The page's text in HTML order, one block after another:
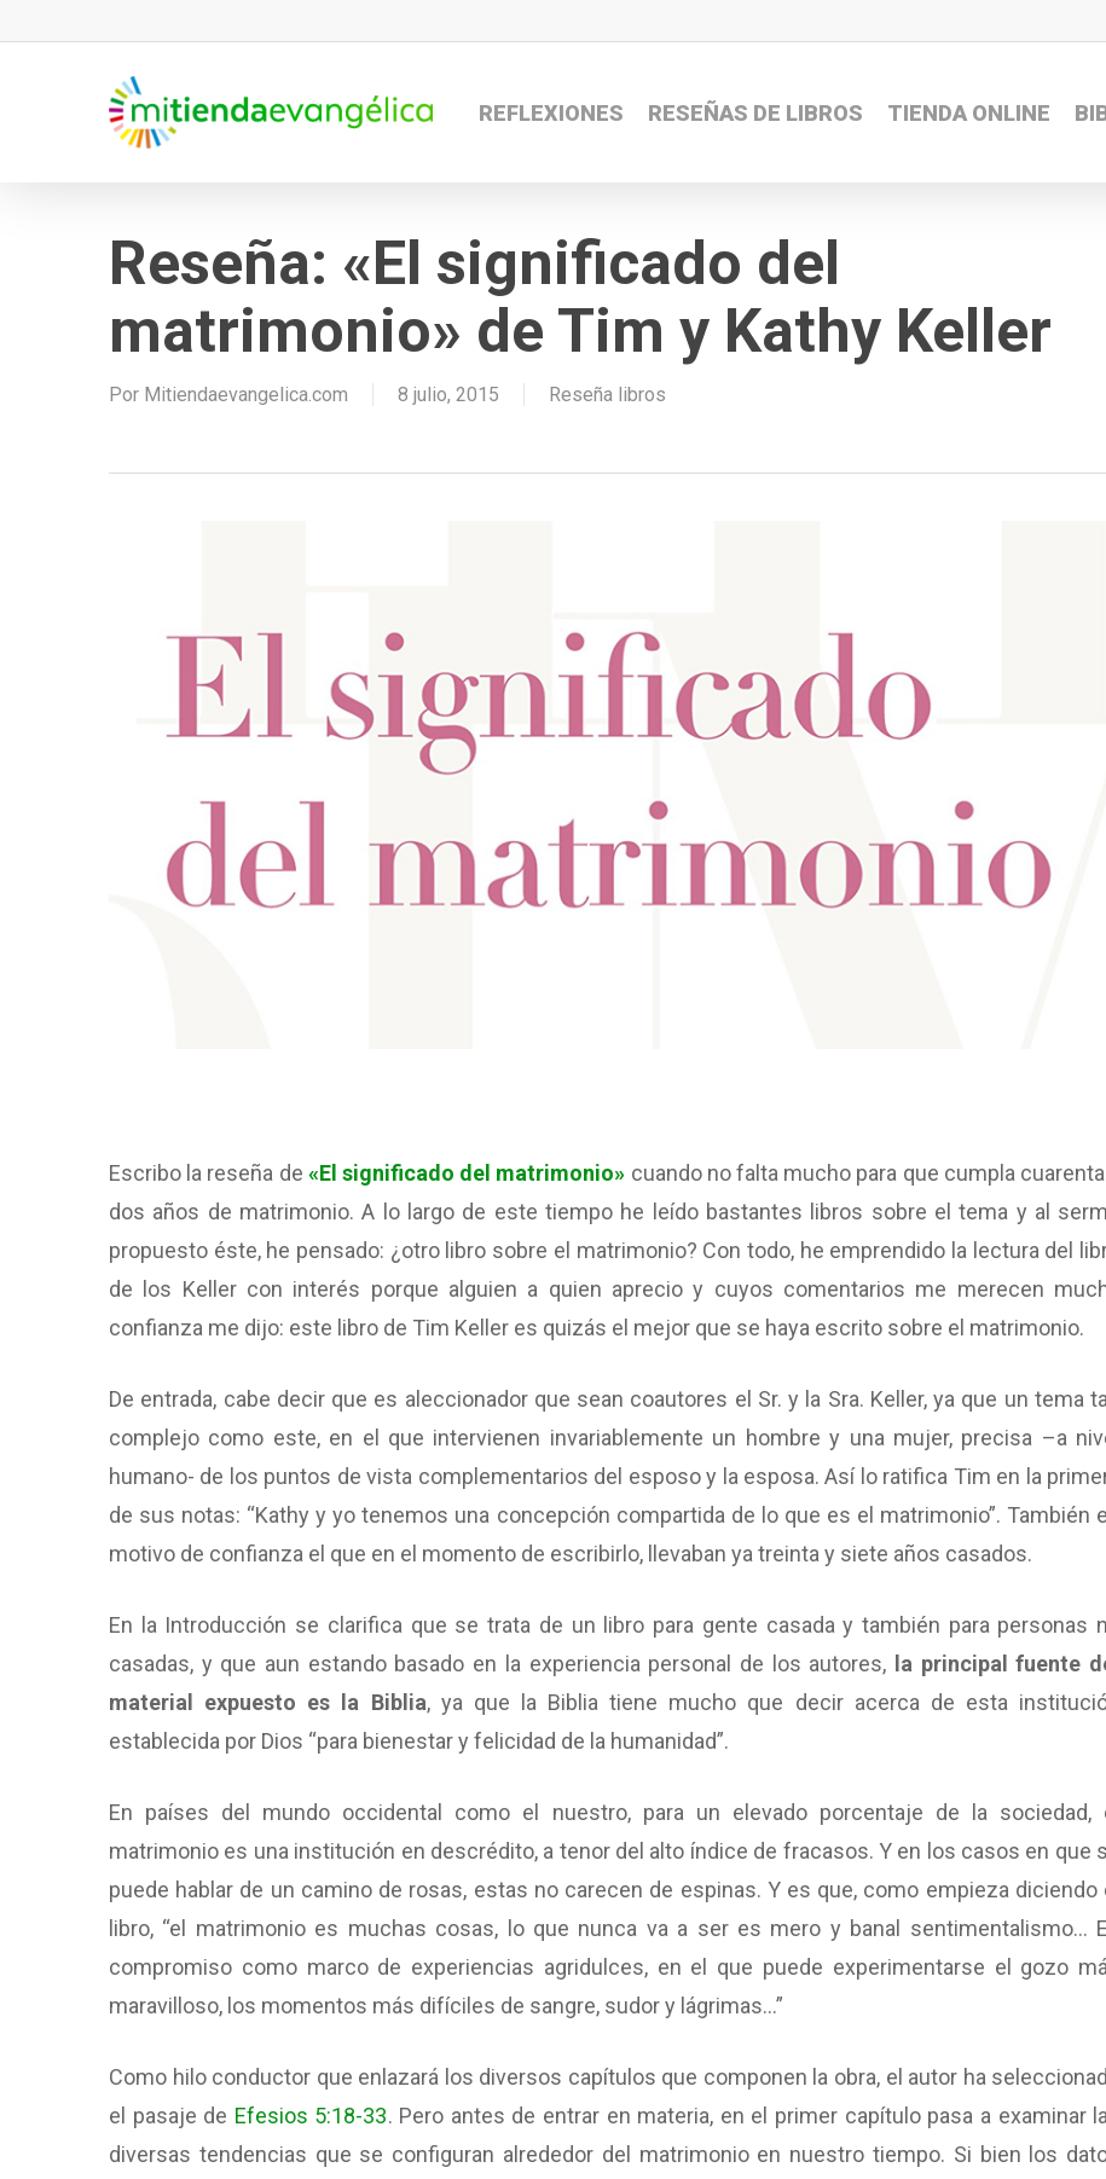
REFLEXIONES RESEÑAS DE LIBROS TIENDA ONLINE
Reseña: «El significado del
matrimonio» de Tim y Kathy Keller
Por Mitiendaevangelica.com 8 julio, 2015 Reseña libros
Escribo la reseña de «El significado del matrimonio» cuando no falta mucho para que cumpla
dos años de matrimonio. A lo largo de este tiempo he leído bastantes libros sobre el tema y al
propuesto éste, he pensado: ¿otro libro sobre el matrimonio? Con todo, he emprendido la lectura del
de los Keller con interés porque alguien a quien aprecio y cuyos comentarios me merecen
confianza me dijo: este libro de Tim Keller es quizás el mejor que se haya escrito sobre el matrimonio.
De entrada, cabe decir que es aleccionador que sean coautores el Sr. y la Sra. Keller, ya que un tema
complejo como este, en el que intervienen invariablemente un hombre y una mujer, precisa –a
humano- de los puntos de vista complementarios del esposo y la esposa. Así lo ratifica Tim en la
de sus notas: “Kathy y yo tenemos una concepción compartida de lo que es el matrimonio”. También
motivo de confianza el que en el momento de escribirlo, llevaban ya treinta y siete años casados.
En la Introducción se clarifica que se trata de un libro para gente casada y también para personas
casadas, y que aun estando basado en la experiencia personal de los autores,
la principal fuente
material expuesto es la Biblia, ya que la Biblia tiene mucho que decir acerca de esta
establecida por Dios “para bienestar y felicidad de la humanidad”.
En países del mundo occidental como el nuestro, para un elevado porcentaje de la sociedad,
matrimonio es una institución en descrédito, a tenor del alto índice de fracasos. Y en los casos en que
puede hablar de un camino de rosas, estas no carecen de espinas. Y es que, como empieza diciendo
libro, “el matrimonio es muchas cosas, lo que nunca va a ser es mero y banal sentimentalismo…
compromiso como marco de experiencias agridulces, en el que puede experimentarse el gozo
maravilloso, los momentos más difíciles de sangre, sudor y lágrimas…”
Como hilo conductor que enlazará los diversos capítulos que componen la obra, el autor ha
el pasaje de Efesios 5:18-33. Pero antes de entrar en materia, en el primer capítulo pasa a examinar
diversas tendencias que se configuran alrededor del matrimonio en nuestro tiempo. Si bien los